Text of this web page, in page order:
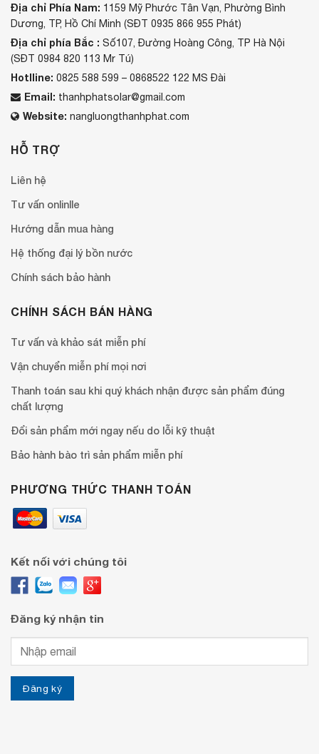
Địa chỉ Phía Nam: 1159 Mỹ Phước Tân Vạn, Phường Bình
Dương, TP, Hồ Chí Minh (SĐT 0935 866 955 Phát)
Địa chỉ phía Bắc : Số107, Đường Hoàng Công, TP Hà Nội
(SĐT 0984 820 113 Mr Tú)
Hotlline: 0825 588 599 – 0868522 122 MS Đài
Email: thanhphatsolar@gmail.com
Website: nangluongthanhphat.com
HỖ TRỢ
Liên hệ
Tư vấn onlinlle
Hướng dẫn mua hàng
Hệ thống đại lý bồn nước
Chính sách bảo hành
CHÍNH SÁCH BÁN HÀNG
Tư vấn và khảo sát miễn phí
Vận chuyển miễn phí mọi nơi
Thanh toán sau khi quý khách nhận được sản phẩm đúng
chất lượng
Đổi sản phẩm mới ngay nếu do lỗi kỹ thuật
Bảo hành bào trì sản phẩm miễn phí
PHƯƠNG THỨC THANH TOÁN
Kết nối với chúng tôi
Đăng ký nhận tin